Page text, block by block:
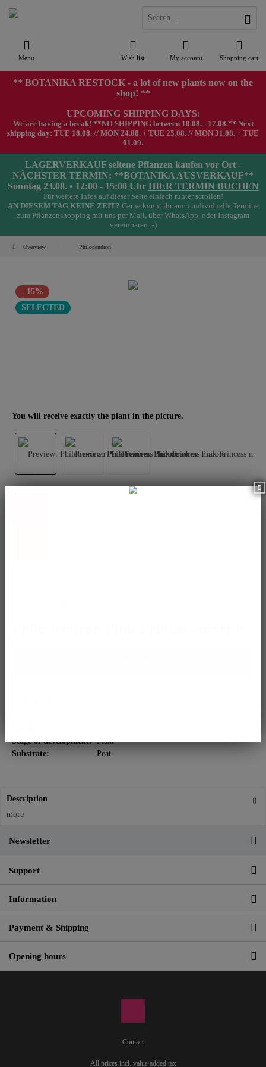
Menu Shopping cart
Wish list My account
** BOTANIKA RESTOCK - a lot of new plants now on the
shop! **
UPCOMING SHIPPING DAYS:
We are having a break! **NO SHIPPING between 10.08. - 17.08.** Next
shipping day: TUE 18.08. // MON 24.08. + TUE 25.08. // MON 31.08. + TUE
01.09.
LAGERVERKAUF seltene Pflanzen kaufen vor Ort -
NÄCHSTER TERMIN: **BOTANIKA AUSVERKAUF**
Sonntag 23.08. • 12:00 - 15:00 Uhr HIER TERMIN BUCHEN
Für weitere Infos auf dieser Seite einfach runter scrollen!
AN DIESEM TAG KEINE ZEIT? Gerne könnt ihr auch individuelle Termine
zum Pflanzenshopping mit uns per Mail, über WhatsApp, oder Instagram
vereinbaren :-)
Overview Philodendron
- 15%
SELECTED
You will receive exactly the plant in the picture.
Stage of development: Plant
Substrate:
Peat
Description
more
Newsletter
Support
Information
Payment & Shipping
Opening hours
Contact
All prices incl. value added tax